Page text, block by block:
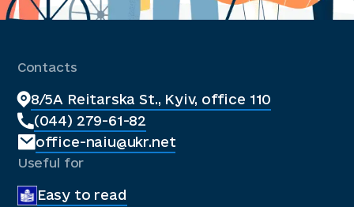
Contacts
8/5A Reitarska St., Kyiv, office 110
(044) 279-61-82
office-naiu@ukr.net
Useful for
Easy to read